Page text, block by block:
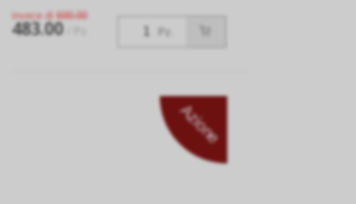
Pz.
invece di 690.00
483.00
Azione